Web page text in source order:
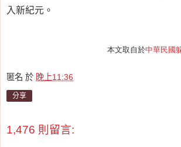
入新紀元。
本文取自於中華民國
匿名 於 晚上11:36
分享
1,476 則留言: